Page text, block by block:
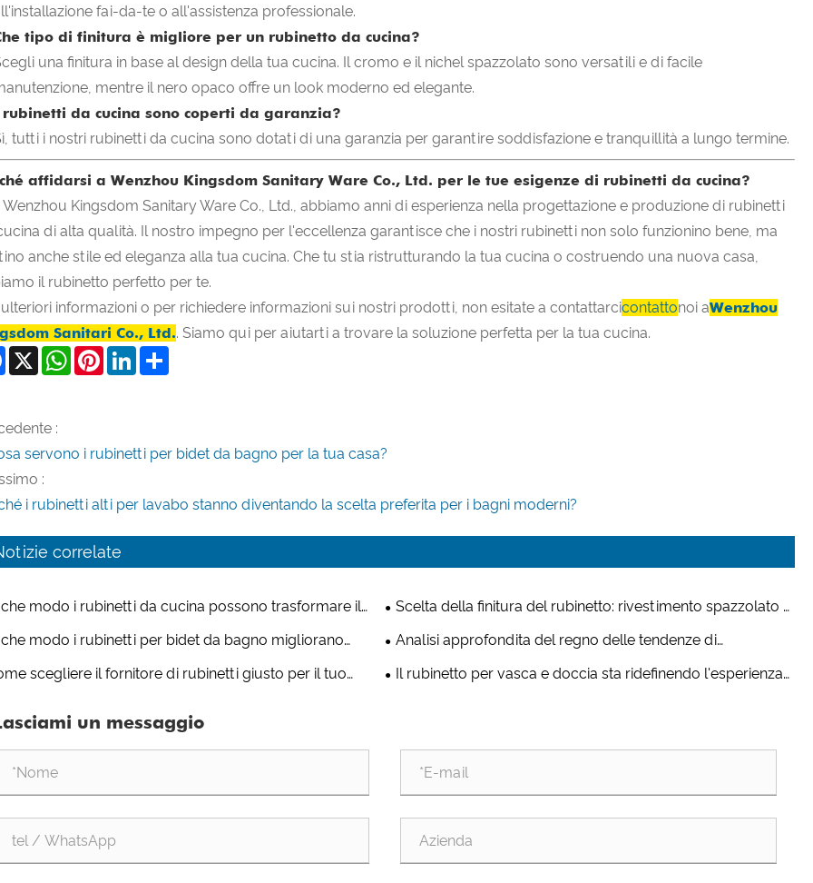
fai-da-te o all'assistenza professionale.
tipo di finitura è migliore per un rubinetto da cucina?
una finitura in base al design della tua cucina. Il cromo e il nichel spazzolato sono versatili e di facile
mentre il nero opaco offre un look moderno ed elegante.
rubinetti da cucina sono coperti da garanzia?
tutti i nostri rubinetti da cucina sono dotati di una garanzia per garantire soddisfazione e tranquillità a lungo termine.
affidarsi a Wenzhou Kingsdom Sanitary Ware Co., Ltd. per le tue esigenze di rubinetti da cucina?
Wenzhou Kingsdom Sanitary Ware Co., Ltd., abbiamo anni di esperienza nella progettazione e produzione di rubinetti
di alta qualità. Il nostro impegno per l'eccellenza garantisce che i nostri rubinetti non solo funzionino bene, ma
anche stile ed eleganza alla tua cucina. Che tu stia ristrutturando la tua cucina o costruendo una nuova casa,
il rubinetto perfetto per te.
informazioni o per richiedere informazioni sui nostri prodotti, non esitate a contattarcicontattonoi aWenzhou
Sanitari Co., Ltd.. Siamo qui per aiutarti a trovare la soluzione perfetta per la tua cucina.
Facebook
X WhatsAppPinterestLinkedIn
:
servono i rubinetti per bidet da bagno per la tua casa?
:
i rubinetti alti per lavabo stanno diventando la scelta preferita per i bagni moderni?
correlate
che modo i rubinetti da cucina possono trasformare il
spazio di cottura?
Scelta della finitura del rubinetto: rivestimento spazzolato o
PVD: quale è il migliore per il tuo mercato?
che modo i rubinetti per bidet da bagno migliorano
e il comfort nei bagni moderni?
Analisi approfondita del regno delle tendenze di
innovazione del rubinetto e risparmio idrico della vasca da
scegliere il fornitore di rubinetti giusto per il tuo
prima di effettuare ordini
Il rubinetto per vasca e doccia sta ridefinendo l'esperienza
un messaggio